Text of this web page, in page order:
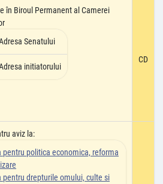
în Biroul Permanent al Camerei
Senatului
initiatorului
CD
aviz la:
pentru politica economica, reforma
pentru drepturile omului, culte si